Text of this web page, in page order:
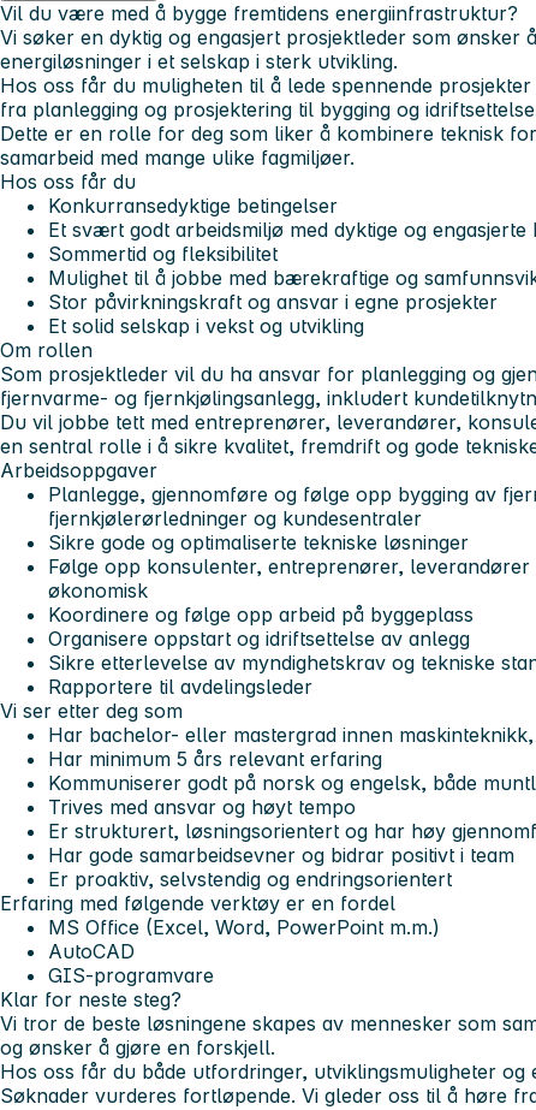
Vil du være med å bygge fremtidens energiinfrastruktur?
Vi søker en dyktig og engasjert prosjektleder som ønsker
energiløsninger i et selskap i sterk utvikling.
Hos oss får du muligheten til å lede spennende
fra planlegging og prosjektering til bygging og
Dette er en rolle for deg som liker å kombinere teknisk
samarbeid med mange ulike fagmiljøer.
Hos oss får du
Konkurransedyktige betingelser
Et svært godt arbeidsmiljø med dyktige og engasjerte
Sommertid og fleksibilitet
Mulighet til å jobbe med bærekraftige og
Stor påvirkningskraft og ansvar i egne prosjekter
Et solid selskap i vekst og utvikling
Om rollen
Som prosjektleder vil du ha ansvar for planlegging og
fjernvarme- og fjernkjølingsanlegg, inkludert
Du vil jobbe tett med entreprenører, leverandører,
en sentral rolle i å sikre kvalitet, fremdrift og gode
Arbeidsoppgaver
Planlegge, gjennomføre og følge opp bygging av
fjernkjølerørledninger og kundesentraler
Sikre gode og optimaliserte tekniske løsninger
Følge opp konsulenter, entreprenører,
økonomisk
Koordinere og følge opp arbeid på byggeplass
Organisere oppstart og idriftsettelse av anlegg
Sikre etterlevelse av myndighetskrav og tekniske
Rapportere til avdelingsleder
Vi ser etter deg som
Har bachelor- eller mastergrad innen
Har minimum 5 års relevant erfaring
Kommuniserer godt på norsk og engelsk, både
Trives med ansvar og høyt tempo
Er strukturert, løsningsorientert og har høy
Har gode samarbeidsevner og bidrar positivt i team
Er proaktiv, selvstendig og endringsorientert
Erfaring med følgende verktøy er en fordel
MS Office (Excel, Word, PowerPoint m.m.)
AutoCAD
GIS-programvare
Klar for neste steg?
Vi tror de beste løsningene skapes av mennesker som
og ønsker å gjøre en forskjell.
Hos oss får du både utfordringer, utviklingsmuligheter og
Søknader vurderes fortløpende. Vi gleder oss til å høre